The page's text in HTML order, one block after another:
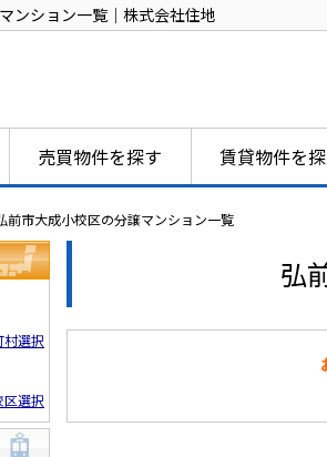
ンション一覧｜株式会社住地
売買物件を探す 賃貸物件を
前市大成小校区の分譲マンション一覧
村選択
区選択
弘